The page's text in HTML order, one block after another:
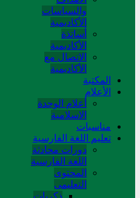
والسياسات
الأكاديمية
أساتذة
الأكاديمية
الاتصال مع
الأكاديمية
المکتبة
الأعلام
أعلام الوحدة
الاسلامية
مناسبات
تعلیم اللغة الفارسیة
دورات محادثة
اللغة الفارسیة
المحتوی
التعلیمی